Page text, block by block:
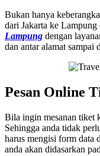
Bukan hanya
dari Jakarta ke
Lampung dengan
dan antar alamat sampai
Pesan Online
Bila ingin mesanan tiket
Sehingga anda tidak
harus mengisi form data
anda akan didasarkan